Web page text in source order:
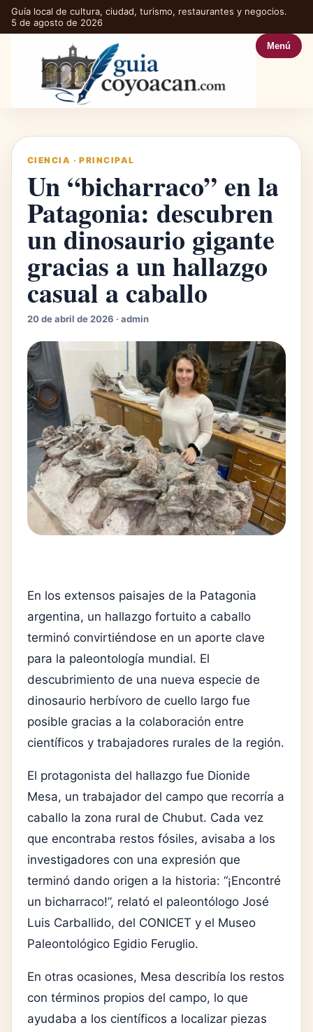
Guía local de cultura, ciudad, turismo, restaurantes y negocios.
5 de agosto de 2026
Menú
CIENCIA ·PRINCIPAL
Un “bicharraco” en la
Patagonia: descubren
un dinosaurio gigante
gracias a un hallazgo
casual a caballo
20 de abril de 2026 · admin
En los extensos paisajes de la Patagonia
argentina, un hallazgo fortuito a caballo
terminó convirtiéndose en un aporte clave
para la paleontología mundial. El
descubrimiento de una nueva especie de
dinosaurio herbívoro de cuello largo fue
posible gracias a la colaboración entre
científicos y trabajadores rurales de la región.
El protagonista del hallazgo fue Dionide
Mesa, un trabajador del campo que recorría a
caballo la zona rural de Chubut. Cada vez
que encontraba restos fósiles, avisaba a los
investigadores con una expresión que
terminó dando origen a la historia: “¡Encontré
un bicharraco!”, relató el paleontólogo José
Luis Carballido, del CONICET y el Museo
Paleontológico Egidio Feruglio.
En otras ocasiones, Mesa describía los restos
con términos propios del campo, lo que
ayudaba a los científicos a localizar piezas